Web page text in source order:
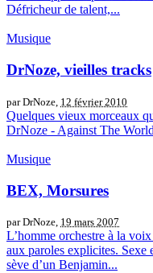
Défricheur de talent,...
Musique
DrNoze, vieilles tracks
par DrNoze, 12 février 2010
Quelques vieux morceaux
DrNoze - Against The
Musique
BEX, Morsures
par DrNoze, 19 mars 2007
L’homme orchestre à la
aux paroles explicites. Sexe
sève d’un Benjamin...